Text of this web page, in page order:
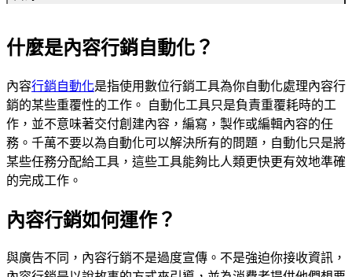
內容行銷如何運作？
2024 年內容行銷團隊應該怎麼做到自動化
把行銷自動化與內容行銷兩者結合在一起。
自動化工具如何優化內容行銷 ?
文章校對
找到內容行銷點子
內容推廣
電子郵件行銷
追蹤報告
行銷自動化現況
什麼是內容行銷自動化？
內容行銷自動化是指使用數位行銷工具為你自動化處理內容行
銷的某些重覆性的工作。 自動化工具只是負責重覆耗時的工
作，並不意味著交付創建內容，編寫，製作或編輯內容的任
務。千萬不要以為自動化可以解決所有的問題，自動化只是將
某些任務分配給工具，這些工具能夠比人類更快更有效地準確
的完成工作。
內容行銷如何運作？
與廣告不同，內容行銷不是過度宣傳。不是強迫你接收資訊，